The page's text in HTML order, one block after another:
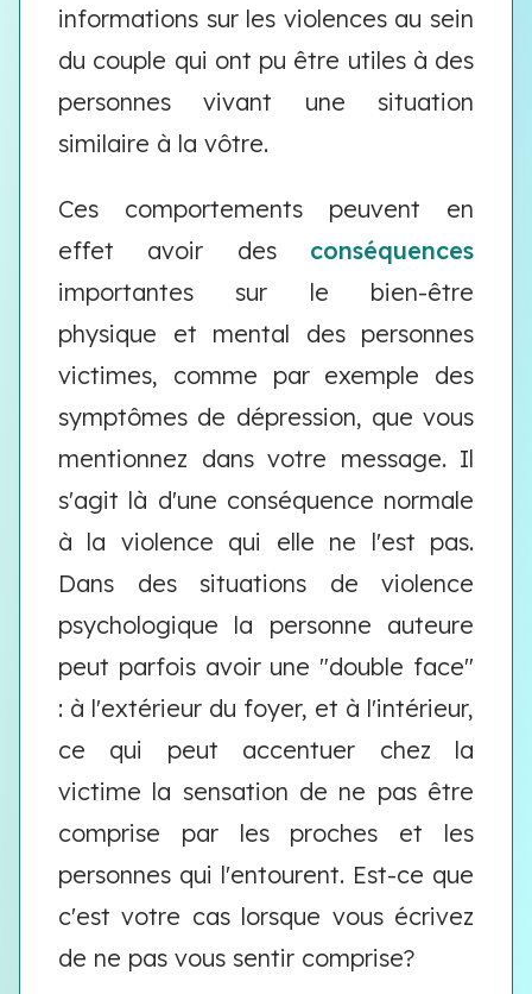
informations sur les violences au sein
du couple qui ont pu être utiles à des
personnes vivant une situation
similaire à la vôtre.
Ces comportements peuvent en
effet avoir des conséquences
importantes sur le bien-être
physique et mental des personnes
victimes, comme par exemple des
symptômes de dépression, que vous
mentionnez dans votre message. Il
s'agit là d'une conséquence normale
à la violence qui elle ne l'est pas.
Dans des situations de violence
psychologique la personne auteure
peut parfois avoir une "double face"
: à l'extérieur du foyer, et à l'intérieur,
ce qui peut accentuer chez la
victime la sensation de ne pas être
comprise par les proches et les
personnes qui l'entourent. Est-ce que
c'est votre cas lorsque vous écrivez
de ne pas vous sentir comprise?